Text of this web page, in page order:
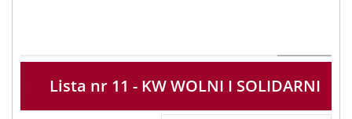
Lista nr 11 - KW WOLNI I SOLIDARNI